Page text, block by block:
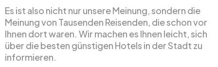
Es ist also nicht nur unsere Meinung, sondern die
Meinung von Tausenden Reisenden, die schon vor
Ihnen dort waren. Wir machen es Ihnen leicht, sich
über die besten günstigen Hotels in der Stadt zu
informieren.